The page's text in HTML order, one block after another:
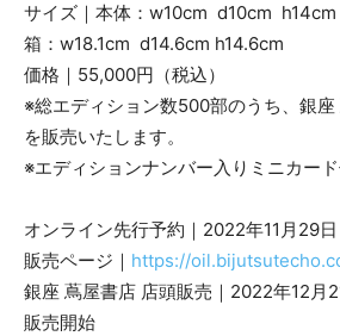
サイズ｜本体：w10cm d10cm h14cm
箱：w18.1cm d14.6cm h14.6cm
価格｜55,000円（税込）
※総エディション数500部のうち、銀
を販売いたします。
※エディションナンバー入りミニカード
オンライン先行予約｜2022年11月29
販売ページ｜ https://
銀座 蔦屋書店 店頭販売｜2022年12月
販売開始